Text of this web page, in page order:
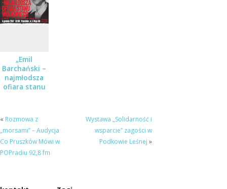
„Emil
Barchański –
najmłodsza
ofiara stanu
Dulag 121
« Rozmowa z
„morsami” – Audycja
Co Pruszków Mówi w
POPradiu 92,8 fm
Wystawa „Solidarność i
wsparcie” zagości w
Podkowie Leśnej »